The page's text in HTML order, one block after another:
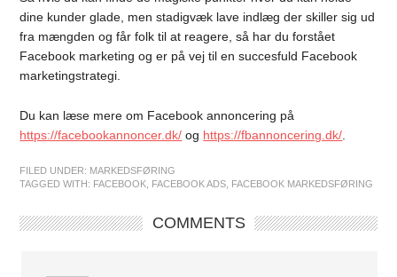
dine kunder glade, men stadigvæk lave indlæg der skiller sig ud
fra mængden og får folk til at reagere, så har du forstået
Facebook marketing og er på vej til en succesfuld Facebook
marketingstrategi.
Du kan læse mere om Facebook annoncering på
https://facebookannoncer.dk/ og https://fbannoncering.dk/
FILED UNDER: MARKEDSFØRING
TAGGED WITH: FACEBOOK FACEBOOK ADS FACEBOOK MARKEDSFØRING
COMMENTS